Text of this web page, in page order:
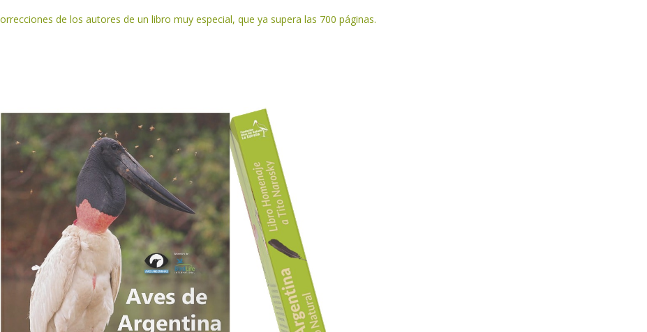
de los autores de un libro muy especial, que ya supera las 700 páginas.